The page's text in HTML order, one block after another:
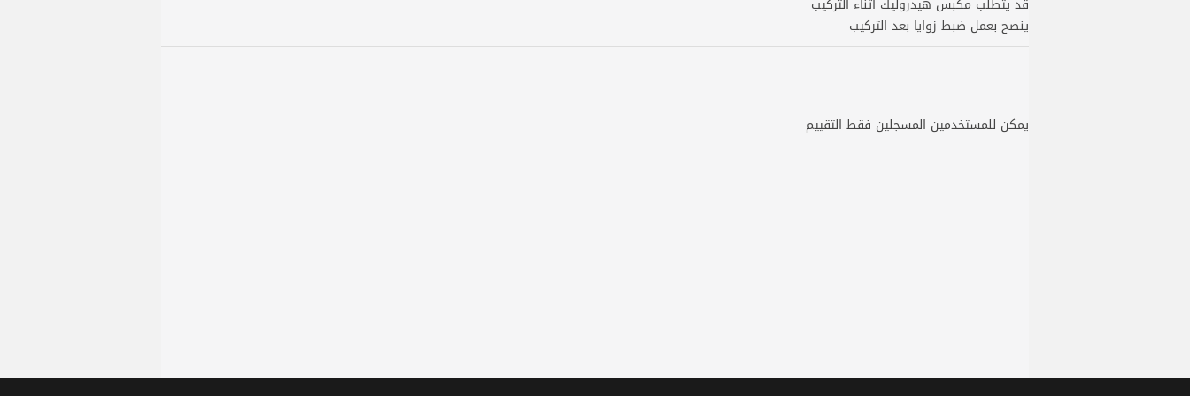
ينصح بعمل ضبط زوايا بعد التركيب
يمكن للمستخدمين المسجلين فقط التقييم